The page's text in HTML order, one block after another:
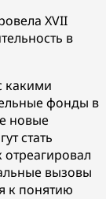
XVII
в
какими
фонды в
новые
стать
вызовы
к понятию